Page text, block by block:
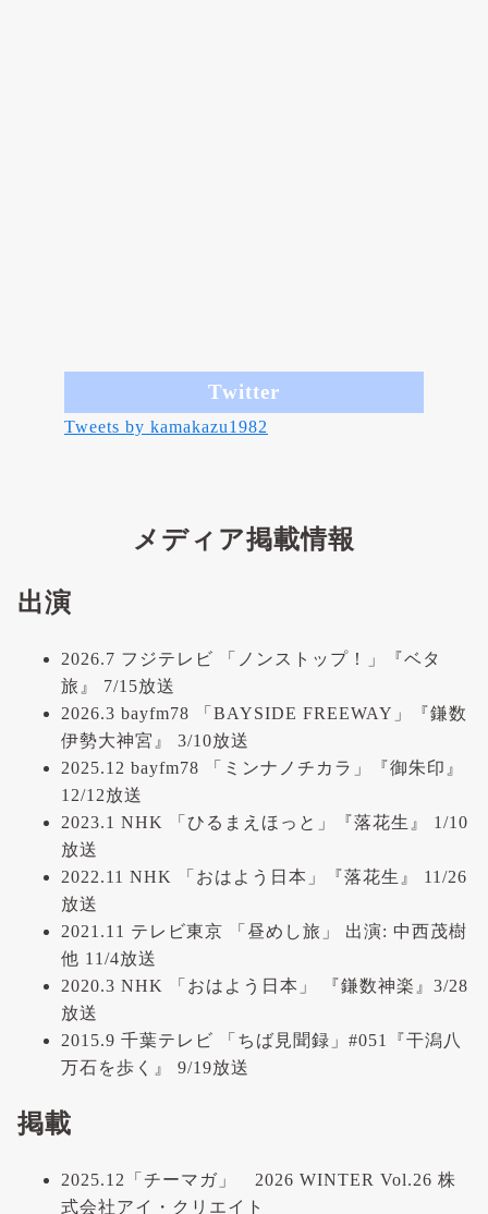
Twitter
Tweets by kamakazu1982
メディア掲載情報
出演
2026.7 フジテレビ 「ノンストップ！」『ベタ
旅』 7/15放送
2026.3 bayfm78 「BAYSIDE FREEWAY」『鎌数
伊勢大神宮』 3/10放送
2025.12 bayfm78 「ミンナノチカラ」『御朱印』
12/12放送
2023.1 NHK 「ひるまえほっと」『落花生』 1/10
放送
2022.11 NHK 「おはよう日本」『落花生』 11/26
放送
2021.11 テレビ東京 「昼めし旅」 出演: 中西茂樹
他 11/4放送
2020.3 NHK 「おはよう日本」 『鎌数神楽』3/28
放送
2015.9 千葉テレビ 「ちば見聞録」#051『干潟八
万石を歩く』 9/19放送
掲載
2025.12「チーマガ」 2026 WINTER Vol.26 株
式会社アイ・クリエイト